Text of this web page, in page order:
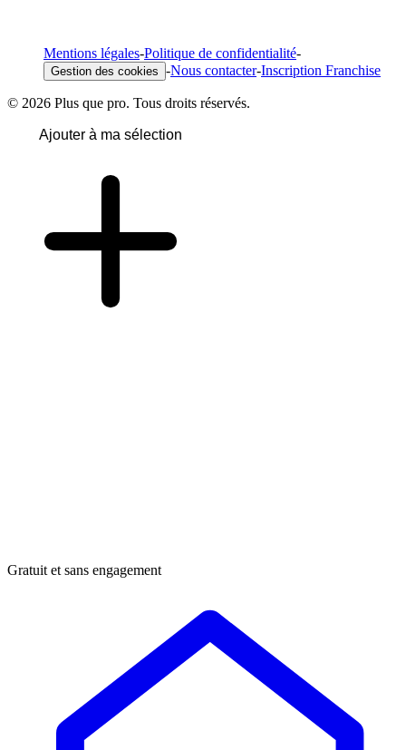
Mentions légales-Politique de confidentialité-
Gestion des cookies -Nous contacter-Inscription Franchise
© 2026 Plus que pro. Tous droits réservés.
Ajouter à ma sélection
Gratuit et sans engagement